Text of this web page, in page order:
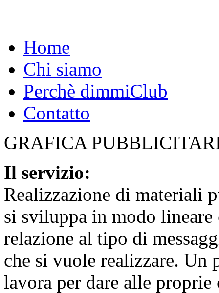
Home
Chi siamo
Perchè dimmiClub
Contatto
GRAFICA
Il servizio:
Realizzazione di materiali
si sviluppa in modo lineare
relazione al tipo di
che si vuole realizzare.
lavora per dare alle proprie